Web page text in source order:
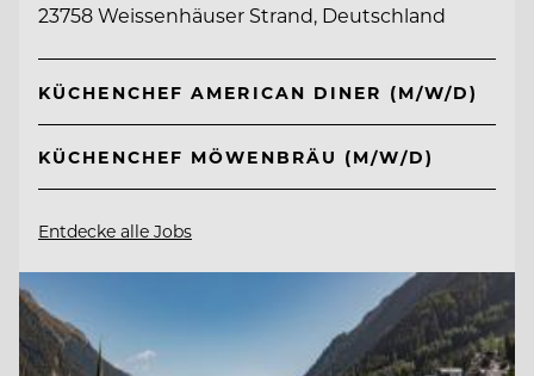
23758 Weissenhäuser Strand, Deutschland
KÜCHENCHEF AMERICAN DINER (M/W/D)
KÜCHENCHEF MÖWENBRÄU (M/W/D)
Entdecke alle Jobs